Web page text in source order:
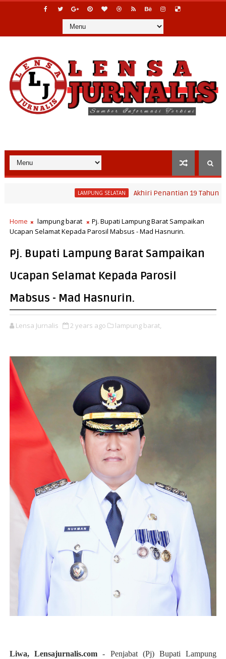
LAMPUNG SELATAN Akhiri Penantian 19 Tahun Warga,
Home lampung barat
Pj. Bupati Lampung Barat Sampaikan
Ucapan Selamat Kepada Parosil Mabsus - Mad Hasnurin.
Pj. Bupati Lampung Barat Sampaikan
Ucapan Selamat Kepada Parosil
Mabsus - Mad Hasnurin.
Lensa Jurnalis 2 years ago lampung barat,
Liwa, Lensajurnalis.com - Penjabat (Pj) Bupati Lampung